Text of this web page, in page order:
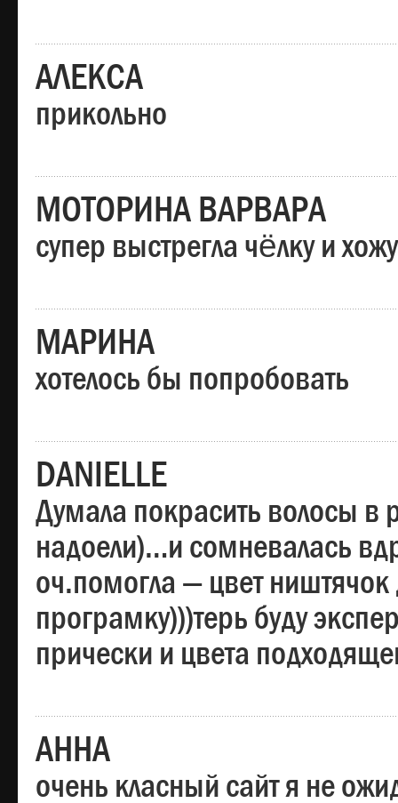
АЛЕКСА
прикольно
МОТОРИНА ВАРВАРА
супер выстрегла чёлку и
МАРИНА
хотелось бы попробовать
DANIELLE
Думала покрасить волосы
надоели)…и сомневалась
оч.помогла — цвет
програмку)))терь буду
прически и цвета
АННА
очень класный сайт я не